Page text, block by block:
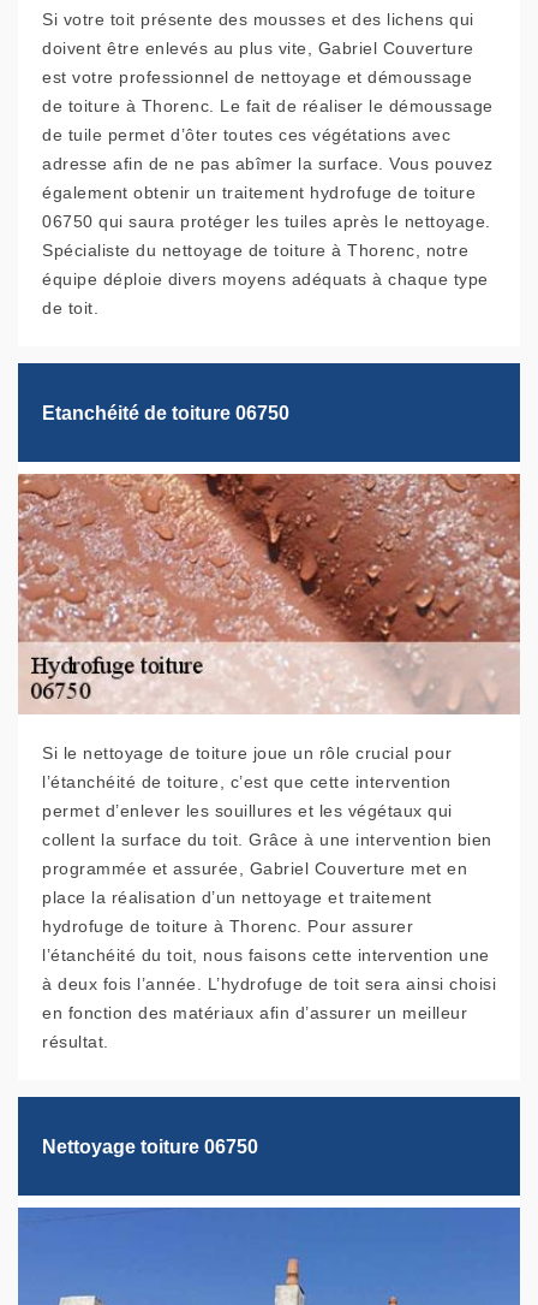
Si votre toit présente des mousses et des lichens qui
doivent être enlevés au plus vite, Gabriel Couverture
est votre professionnel de nettoyage et démoussage
de toiture à Thorenc. Le fait de réaliser le démoussage
de tuile permet d’ôter toutes ces végétations avec
adresse afin de ne pas abîmer la surface. Vous pouvez
également obtenir un traitement hydrofuge de toiture
06750 qui saura protéger les tuiles après le nettoyage.
Spécialiste du nettoyage de toiture à Thorenc, notre
équipe déploie divers moyens adéquats à chaque type
de toit.
Etanchéité de toiture 06750
Si le nettoyage de toiture joue un rôle crucial pour
l’étanchéité de toiture, c’est que cette intervention
permet d’enlever les souillures et les végétaux qui
collent la surface du toit. Grâce à une intervention bien
programmée et assurée, Gabriel Couverture met en
place la réalisation d’un nettoyage et traitement
hydrofuge de toiture à Thorenc. Pour assurer
l’étanchéité du toit, nous faisons cette intervention une
à deux fois l’année. L’hydrofuge de toit sera ainsi choisi
en fonction des matériaux afin d’assurer un meilleur
résultat.
Nettoyage toiture 06750